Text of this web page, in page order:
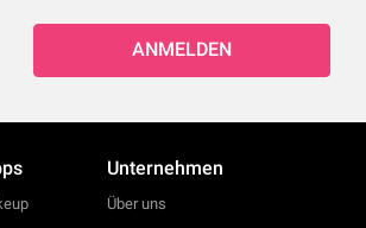
ANMELDEN
Unternehmen
Über uns